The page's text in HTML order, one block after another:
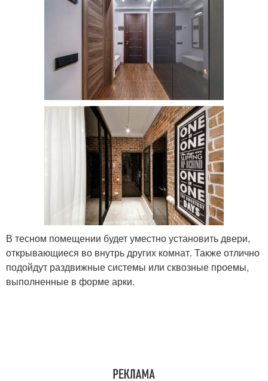
В тесном помещении будет уместно установить двери,
открывающиеся во внутрь других комнат. Также отлично
подойдут раздвижные системы или сквозные проемы,
выполненные в форме арки.